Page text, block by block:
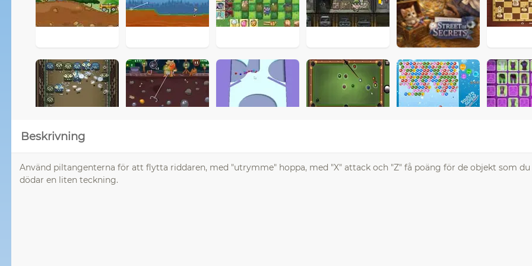
Beskrivning
Använd piltangenterna för att flytta riddaren, med "utrymme" hoppa, med "X" attack och "Z" få poäng för de objekt som
dödar en liten teckning.